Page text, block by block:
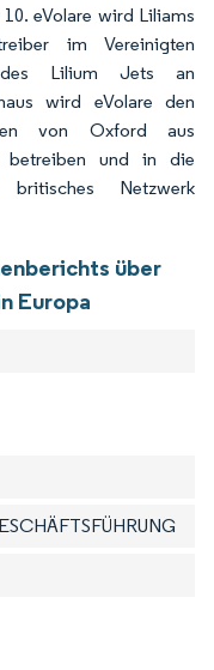
eVolare wird Liliams
im Vereinigten
Lilium Jets an
wird eVolare den
von Oxford aus
betreiben und in die
Netzwerk
über
Europa